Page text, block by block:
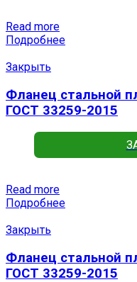
Read more
Подробнее
Закрыть
Фланец стальной
ГОСТ 33259-2015
Read more
Подробнее
Закрыть
Фланец стальной
ГОСТ 33259-2015